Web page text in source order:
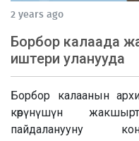
2 years ago
Борбор калаада
иштери уланууда
Борбор калаанын
көрүнүшүн
пайдаланууну